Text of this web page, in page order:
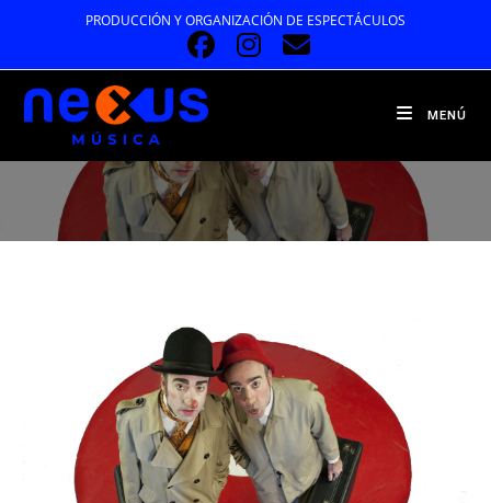
contenido
PRODUCCIÓN Y ORGANIZACIÓN DE ESPECTÁCULOS
MENÚ